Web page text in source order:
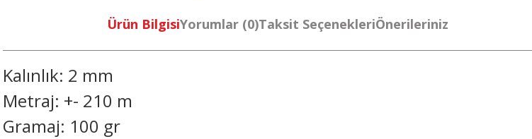
Ürün BilgisiYorumlar (0)Taksit SeçenekleriÖnerileriniz
Kalınlık: 2 mm
Metraj: +- 210 m
Gramaj: 100 gr